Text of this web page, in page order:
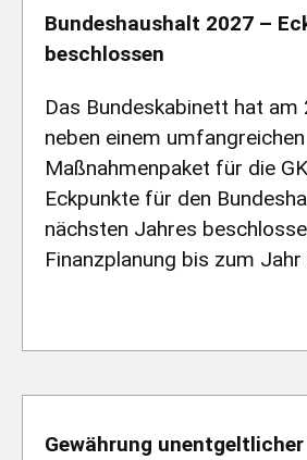
Bundeshaushalt 2027 –
beschlossen
Das Bundeskabinett hat am
neben einem umfangreichen
Maßnahmenpaket für die
Eckpunkte für den
nächsten Jahres
Finanzplanung bis zum Jahr
Gewährung